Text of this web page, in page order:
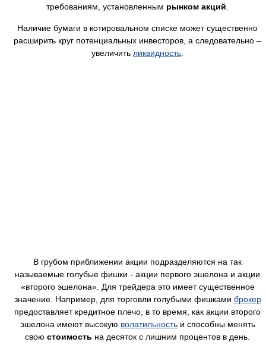
требованиям, установленным рынком акций
Наличие бумаги в котировальном списке может существенно
расширить круг потенциальных инвесторов, а следовательно –
увеличить ликвидность
В грубом приближении акции подразделяются на так
называемые голубые фишки - акции первого эшелона и акции
«второго эшелона». Для трейдера это имеет существенное
значение. Например, для торговли голубыми фишками брокер
предоставляет кредитное плечо, в то время, как акции второго
эшелона имеют высокую волатильностьи способны менять
свою стоимость на десяток с лишним процентов в день.